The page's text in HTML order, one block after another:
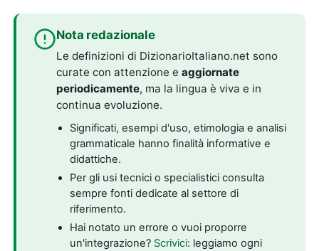
Nota redazionale
Le definizioni di DizionarioItaliano.net sono
curate con attenzione eaggiornate
periodicamente, ma la lingua è viva e in
continua evoluzione.
Significati, esempi d'uso, etimologia e analisi
grammaticale hanno finalità informative e
didattiche.
Per gli usi tecnici o specialistici consulta
sempre fonti dedicate al settore di
riferimento.
Hai notato un errore o vuoi proporre
un'integrazione? Scrivici: leggiamo ogni